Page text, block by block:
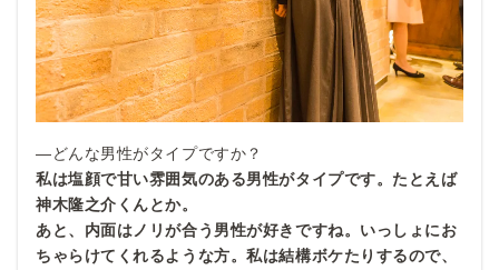
—どんな男性がタイプですか？
私は塩顔で甘い雰囲気のある男性がタイプです。たとえば
神木隆之介くんとか。
あと、内面はノリが合う男性が好きですね。いっしょにお
ちゃらけてくれるような方。私は結構ボケたりするので、